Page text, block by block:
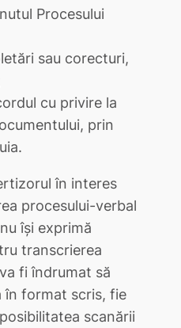
Procesului
sau corecturi,
cu privire la
prin
în interes
procesului-verbal
își exprimă
transcrierea
fi îndrumat să
format scris, fie
scanării